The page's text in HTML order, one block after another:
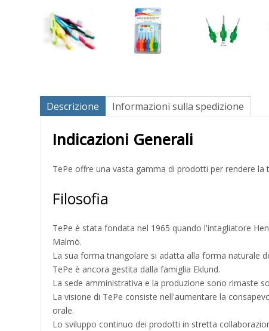
Descrizione Informazioni sulla spedizione
Indicazioni Generali
TePe offre una vasta gamma di prodotti per rendere
Filosofia
TePe è stata fondata nel 1965 quando l'intagliatore
Malmö.
La sua forma triangolare si adatta alla forma naturale
TePe è ancora gestita dalla famiglia Eklund.
La sede amministrativa e la produzione sono rimaste
La visione di TePe consiste nell'aumentare la
orale.
Lo sviluppo continuo dei prodotti in stretta